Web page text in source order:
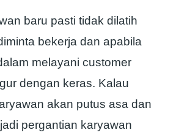
baru pasti tidak dilatih
bekerja dan apabila
melayani customer
dengan keras. Kalau
akan putus asa dan
pergantian karyawan